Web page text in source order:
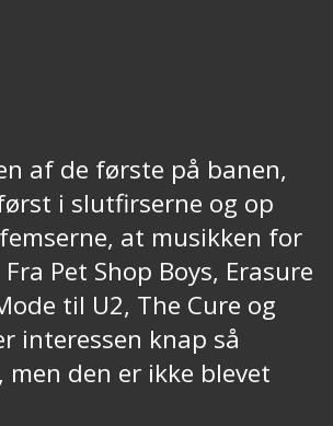
af de første på banen,
i slutfirserne og op
at musikken for
Pet Shop Boys, Erasure
til U2, The Cure og
interessen knap så
men den er ikke blevet